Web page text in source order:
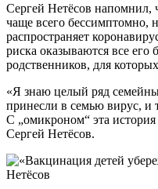
Сергей Нетёсов напомнил,
чаще всего бессимптомно,
распространяет
риска оказываются все
родственников, для
«Я знаю целый ряд
принесли в семью вирус, и
С „омикроном“ эта
Сергей Нетёсов.